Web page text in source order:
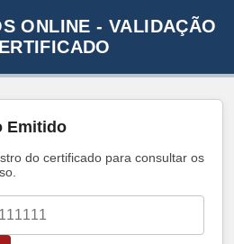
ONLINE - VALIDAÇÃO
Emitido
do certificado para consultar os